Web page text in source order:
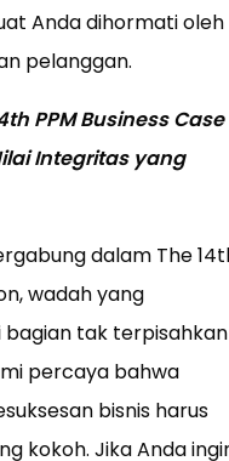
Anda dihormati oleh
pelanggan.
PPM Business Case
Integritas yang
dalam The
wadah yang
tak terpisahkan
percaya bahwa
bisnis harus
kokoh. Jika Anda